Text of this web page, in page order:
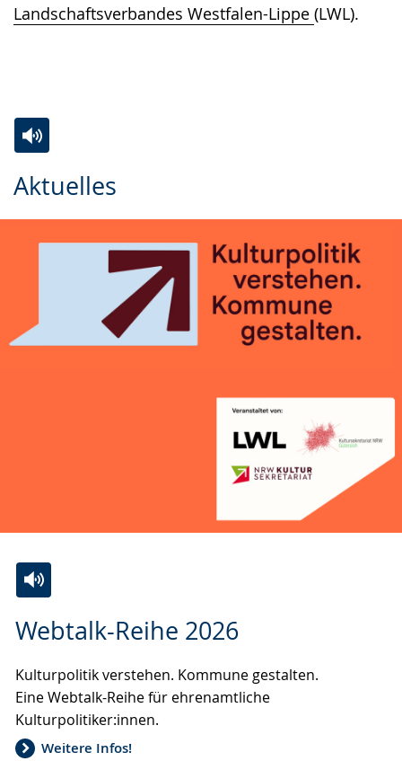
Landschaftsverbandes Westfalen-Lippe (LWL).
Aktuelles
Leichten
Sprache
wechseln.
Audio-
Unterstützung.
Video
in
Deutscher
Gebärdensprache
angezeigt.
Webtalk-Reihe 2026
Kulturpolitik verstehen. Kommune gestalten.
Eine Webtalk-Reihe für ehrenamtliche
Kulturpolitiker:innen.
Weitere Infos!
Leichten
wechseln.
Audio-
Video
Deutscher
Gebärdensprache
wird
angezeigt.